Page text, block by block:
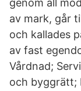
genom all
av mark, går
och kallades
av fast
Vårdnad;
och byggrätt;